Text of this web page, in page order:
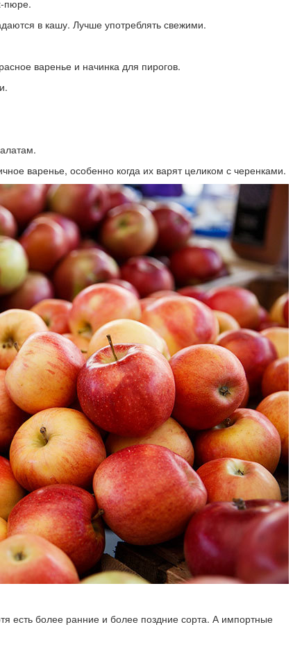
пюре.
в кашу. Лучше употреблять свежими.
варенье и начинка для пирогов.
варенье, особенно когда их варят целиком с черенками.
есть более ранние и более поздние сорта. А импортные